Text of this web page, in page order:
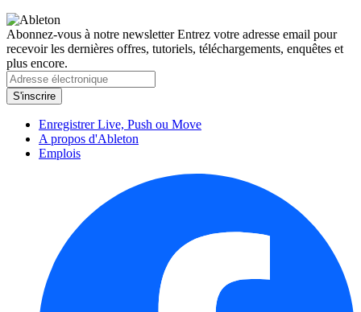
Abonnez-vous à notre newsletterEntrez votre adresse email pour
recevoir les dernières offres, tutoriels, téléchargements, enquêtes et
plus encore.
Enregistrer Live, Push ou Move
A propos d'Ableton
Emplois